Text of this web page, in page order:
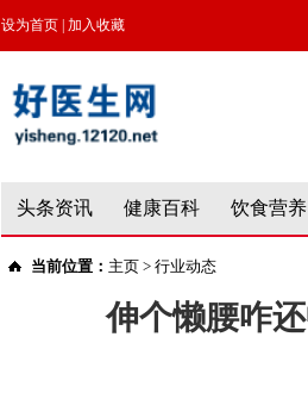
设为首页 加入收藏
头条资讯 健康百科 饮食营养
当前位置： 主页 > 行业动态
伸个懒腰咋